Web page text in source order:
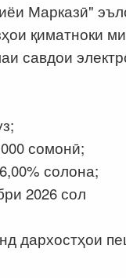
Марказӣ"
қиматноки
савдои
сомонӣ;
солона;
2026 сол
дархостҳои